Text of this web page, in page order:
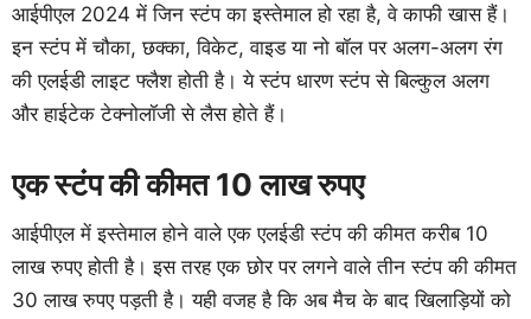
आईपीएल 2024 में जिन स्टंप का इस्तेमाल हो रहा है, वे काफी खास हैं।
इन स्टंप में चौका, छक्का, विकेट, वाइड या नो बॉल पर अलग-अलग रंग
की एलईडी लाइट फ्लैश होती है। ये स्टंप धारण स्टंप से बिल्कुल अलग
और हाईटेक टेक्नोलॉजी से लैस होते हैं।
एक स्टंप की कीमत 10 लाख रुपए
आईपीएल में इस्तेमाल होने वाले एक एलईडी स्टंप की कीमत करीब 10
लाख रुपए होती है। इस तरह एक छोर पर लगने वाले तीन स्टंप की कीमत
30 लाख रुपए पड़ती है। यही वजह है कि अब मैच के बाद खिलाड़ियों को